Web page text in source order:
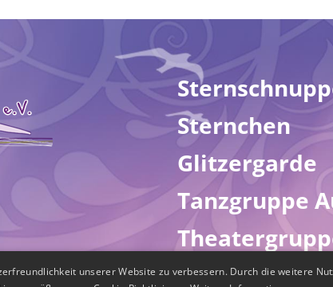
Sternchen
Glitzergarde
Tanzgruppe
unserer Website zu verbessern. Durch die weitere